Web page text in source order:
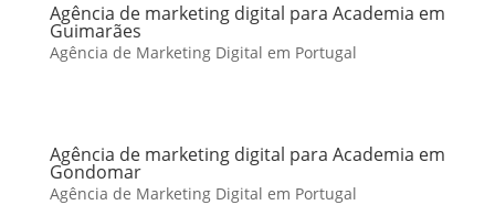
Agência de marketing digital para Academia em
Guimarães
Agência de Marketing Digital em Portugal
Agência de marketing digital para Academia em
Gondomar
Agência de Marketing Digital em Portugal